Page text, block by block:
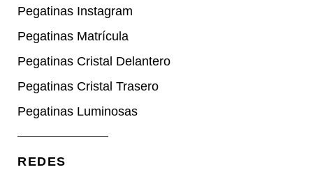
Pegatinas Instagram
Pegatinas Matrícula
Pegatinas Cristal Delantero
Pegatinas Cristal Trasero
Pegatinas Luminosas
REDES​